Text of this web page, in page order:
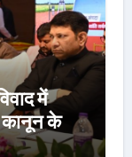
में
कानून के